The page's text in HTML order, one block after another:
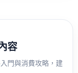
容
門與消費攻略，建